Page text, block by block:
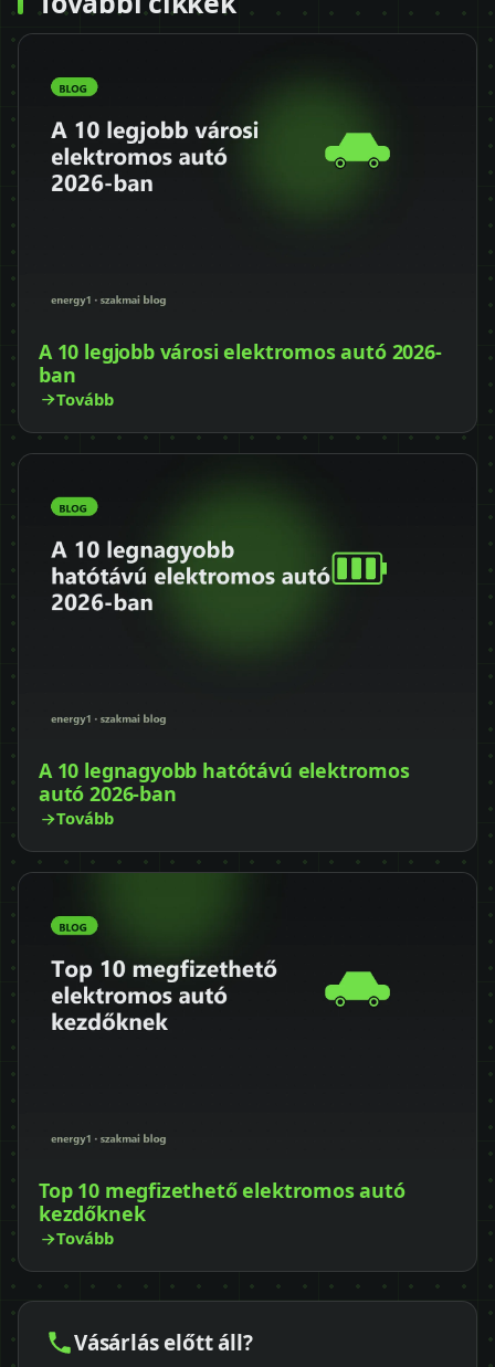
A 10 legjobb városi elektromos autó 2026-
ban
Tovább
A 10 legnagyobb hatótávú elektromos
autó 2026-ban
Tovább
Top 10 megfizethető elektromos autó
kezdőknek
Tovább
Vásárlás előtt áll?